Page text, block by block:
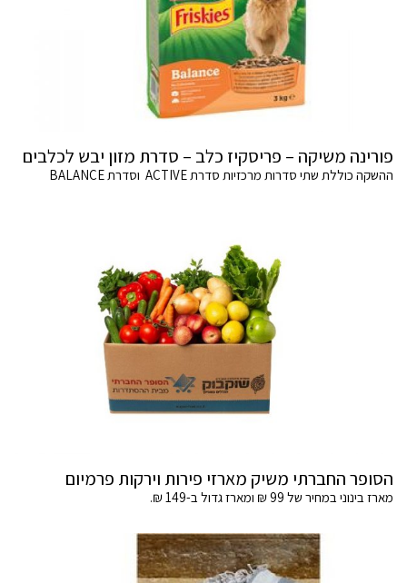
פורינה משיקה – פריסקיז כלב – סדרת מזון יבש לכלבים
ההשקה כוללת שתי סדרות מרכזיות סדרת ACTIVE וסדרת BALANCE
הסופר החברתי משיק מארזי פירות וירקות פרמיום
מארז בינוני במחיר של 99 ₪ ומארז גדול ב-149 ₪.